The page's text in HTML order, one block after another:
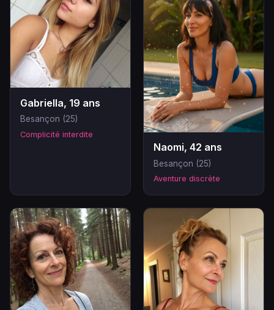
Gabriella, 19 ans
Besançon (25)
Complicité interdite
Naomi, 42 ans
Besançon (25)
Aventure discrète